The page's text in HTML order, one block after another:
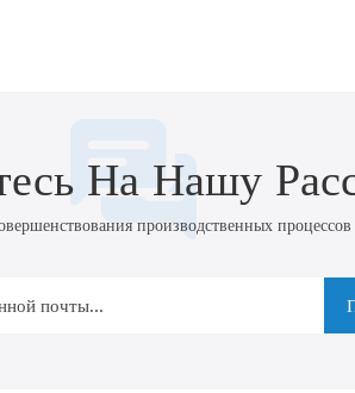
На Нашу
производственных